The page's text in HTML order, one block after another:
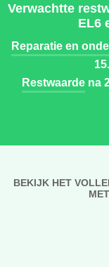
Verwachtte
EL6
Reparatie en
Restwaardena
BEKIJK HET